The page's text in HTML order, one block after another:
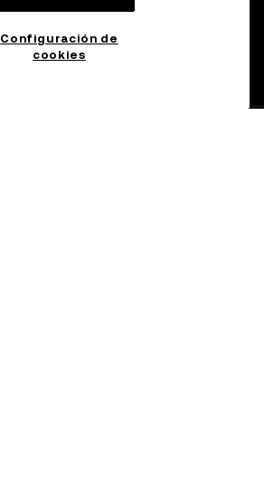
Configuración de
cookies